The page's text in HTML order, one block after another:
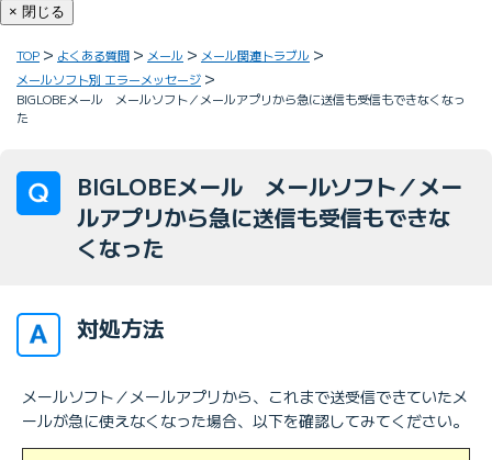
× 閉じる
TOP よくある質問 メール
メール関連トラブル
メールソフト別 エラーメッセージ
BIGLOBEメール メールソフト／メールアプリから急に送信も受信もできなくなっ
た
BIGLOBEメール メールソフト／メー
ルアプリから急に送信も受信もできな
くなった
対処方法
メールソフト／メールアプリから、これまで送受信できていたメ
ールが急に使えなくなった場合、以下を確認してみてください。